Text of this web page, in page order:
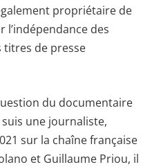
propriétaire de
l’indépendance des
titres de presse
du documentaire
suis une journaliste,
sur la chaîne française
et Guillaume Priou, il